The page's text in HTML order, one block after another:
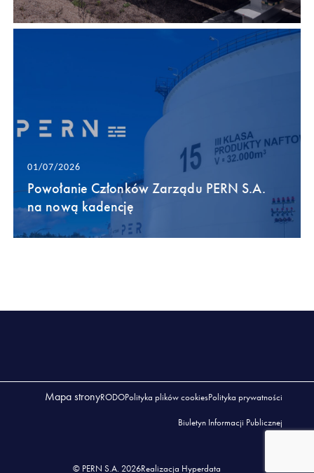
01/07/2026
Powołanie Członków Zarządu PERN S.A.
na nową kadencję
Mapa stronyRODOPolityka plików cookiesPolityka prywatności
Biuletyn Informacji Publicznej
© PERN S.A. 2026Realizacja Hyperdata